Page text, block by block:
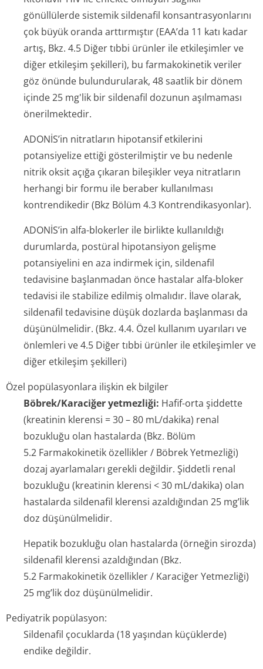
gönüllülerde sistemik sildenafil konsantrasyonlarını
çok büyük oranda arttırmıştır (EAA’da 11 katı kadar
artış, Bkz. 4.5 Diğer tıbbi ürünler ile etkileşimler ve
diğer etkileşim şekilleri), bu farmakokinetik veriler
göz önünde bulundurularak, 48 saatlik bir dönem
içinde 25 mg'lik bir sildenafil dozunun aşılmaması
önerilmektedir.
ADONİS’in nitratların hipotansif etkilerini
potansiyelize ettiği gösterilmiştir ve bu nedenle
nitrik oksit açığa çıkaran bileşikler veya nitratların
herhangi bir formu ile beraber kullanılması
kontrendikedir (Bkz Bölüm 4.3 Kontrendi­kasyonlar).
ADONİS’in alfa-blokerler ile birlikte kullanıldığı
durumlarda, postüral hipotansiyon gelişme
potansiyelini en aza indirmek için, sildenafil
tedavisine başlanmadan önce hastalar alfa-bloker
tedavisi ile stabilize edilmiş olmalıdır. İlave olarak,
sildenafil tedavisine düşük dozlarda başlanması da
düşünülmelidir. (Bkz. 4.4. Özel kullanım uyarıları ve
önlemleri ve 4.5 Diğer tıbbi ürünler ile etkileşimler ve
diğer etkileşim şekilleri)
Özel popülasyonlara ilişkin ek bilgiler
Böbrek/Karaciğer yetmezliği: Hafif-orta şiddette
(kreatinin klerensi = 30 – 80 mL/dakika) renal
bozukluğu olan hastalarda (Bkz. Bölüm
5.2 Farmakokinetik özellikler / Böbrek Yetmezliği)
dozaj ayarlamaları gerekli değildir. Şiddetli renal
bozukluğu (kreatinin klerensi < 30 mL/dakika) olan
hastalarda sildenafil klerensi azaldığından 25 mg’lik
doz düşünülmelidir.
Hepatik bozukluğu olan hastalarda (örneğin sirozda)
sildenafil klerensi azaldığından (Bkz.
5.2 Farmakokinetik özellikler / Karaciğer Yetmezliği)
25 mg’lik doz düşünülmelidir.
Pediyatrik popülasyon:
Sildenafil çocuklarda (18 yaşından küçüklerde)
endike değildir.